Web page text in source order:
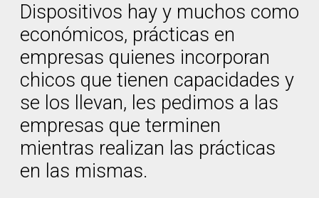
Dispositivos hay y muchos como
económicos, prácticas en
empresas quienes incorporan
chicos que tienen capacidades y
se los llevan, les pedimos a las
empresas que terminen
mientras realizan las prácticas
en las mismas.